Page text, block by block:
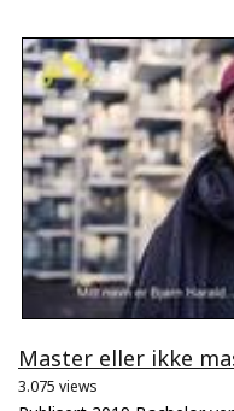
Master eller ikke
3.075 views